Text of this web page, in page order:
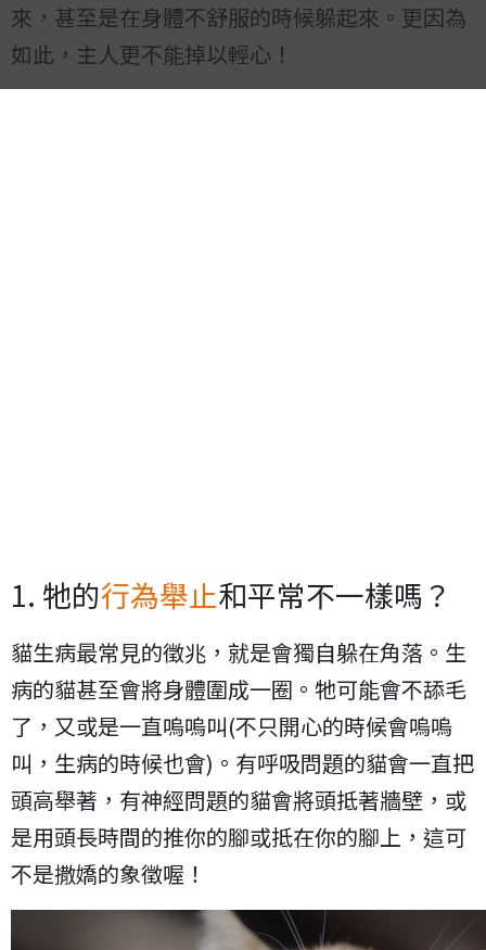
來，甚至是在身體不舒服的時候躲起來。更因為
如此，主人更不能掉以輕心！
1. 牠的行為舉止和平常不一樣嗎？
貓生病最常見的徵兆，就是會獨自躲在角落。生
病的貓甚至會將身體圍成一圈。牠可能會不舔毛
了，又或是一直嗚嗚叫(不只開心的時候會嗚嗚
叫，生病的時候也會)。有呼吸問題的貓會一直把
頭高舉著，有神經問題的貓會將頭抵著牆壁，或
是用頭長時間的推你的腳或抵在你的腳上，這可
不是撒嬌的象徵喔！